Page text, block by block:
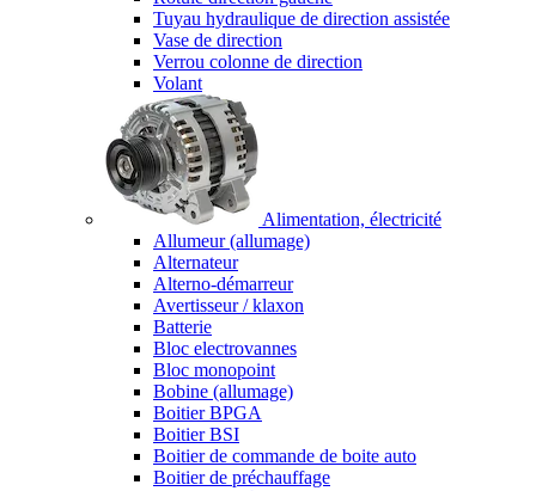
Tuyau hydraulique de direction assistée
Vase de direction
Verrou colonne de direction
Volant
Alimentation, électricité
Allumeur (allumage)
Alternateur
Alterno-démarreur
Avertisseur / klaxon
Batterie
Bloc electrovannes
Bloc monopoint
Bobine (allumage)
Boitier BPGA
Boitier BSI
Boitier de commande de boite auto
Boitier de préchauffage